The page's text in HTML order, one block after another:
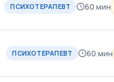
ПСИХОТЕРАПЕВТ 60 мин
ПСИХОТЕРАПЕВТ 60 мин